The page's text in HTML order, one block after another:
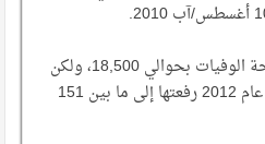
وفي البداية، قدرت منظمة الصحة الوفيات بحوالي 18,500، ولكن
مراجعة نشرت في مجلة لانست عام 2012 رفعتها إلى ما بين 151